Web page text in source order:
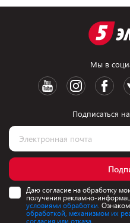
Мы в
Подписаться
Даю согласие на обработку
получения рекламно-
условиями обработки.
обработкой, механизмом их
согласия или отказа.